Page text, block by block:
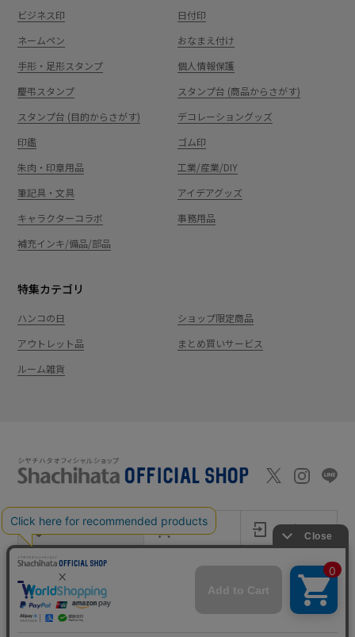
ビジネス印
日付印
ネームペン
おなまえ付け
手形・足形スタンプ
個人情報保護
慶弔スタンプ
スタンプ台 (商品からさがす)
スタンプ台 (目的からさがす)
デコレーショングッズ
印鑑
ゴム印
朱肉・印章用品
工業/産業/DIY
筆記具・文具
アイデアグッズ
キャラクターコラボ
事務用品
補充インキ/備品/部品
特集カテゴリ
ハンコの日
ショップ限定商品
アウトレット品
まとめ買いサービス
ルーム雑貨
新規会員登録 カート ログイン
ショッピングガイド よくあるご質問
会社案内
特定商取引法に基
づく表記
プライバシーポ
リシー
Shachi-maga(シ
Monet
(モネ)